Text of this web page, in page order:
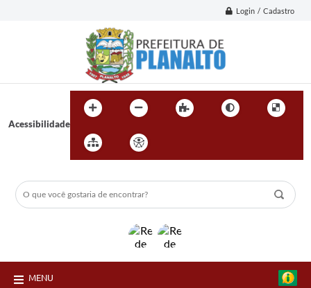
Login / Cadastro
Acessibilidade
MENU